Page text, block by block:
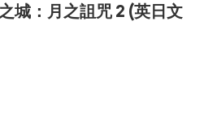
：月之詛咒 2 (英日文